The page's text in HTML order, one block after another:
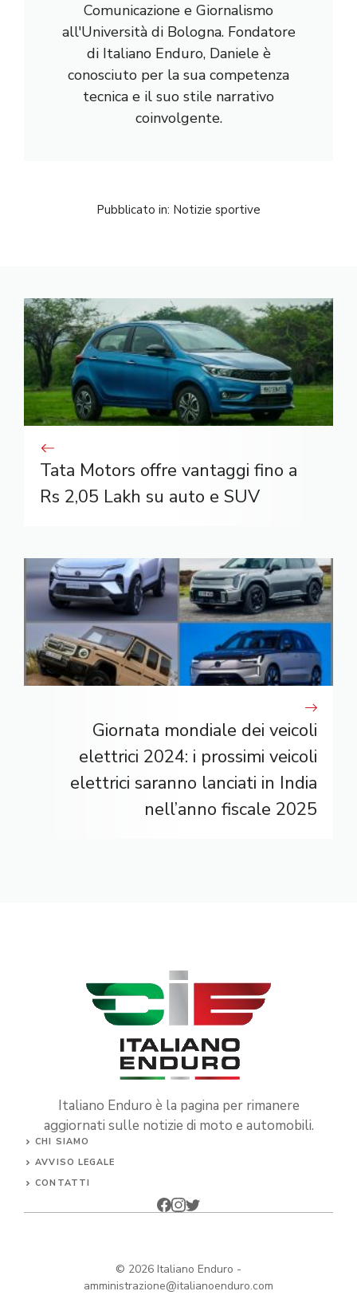
Comunicazione e Giornalismo
all'Università di Bologna. Fondatore
di Italiano Enduro, Daniele è
conosciuto per la sua competenza
tecnica e il suo stile narrativo
coinvolgente.
Pubblicato in: Notizie sportive
Tata Motors offre vantaggi fino a
Rs 2,05 Lakh su auto e SUV
Giornata mondiale dei veicoli
elettrici 2024: i prossimi veicoli
elettrici saranno lanciati in India
nell’anno fiscale 2025
Italiano Enduro è la pagina per rimanere
aggiornati sulle notizie di moto e automobili.
CHI SIAMO
AVVISO LEGALE
CONTATTI
© 2026 Italiano Enduro -
amministrazione@italianoenduro.com